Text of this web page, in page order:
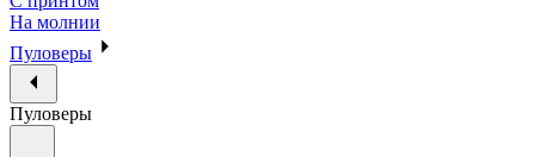
На молнии
Пуловеры
Пуловеры